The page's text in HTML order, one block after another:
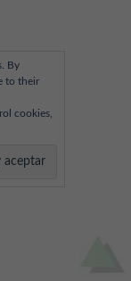
By
to their
cookies,